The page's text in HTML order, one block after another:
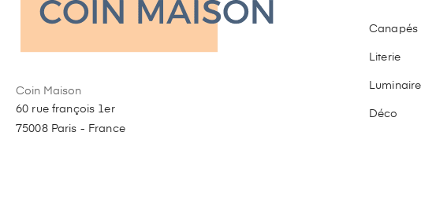
Coin Maison
60 rue françois 1er
75008 Paris - France
Canapés
Literie
Luminaire
Déco